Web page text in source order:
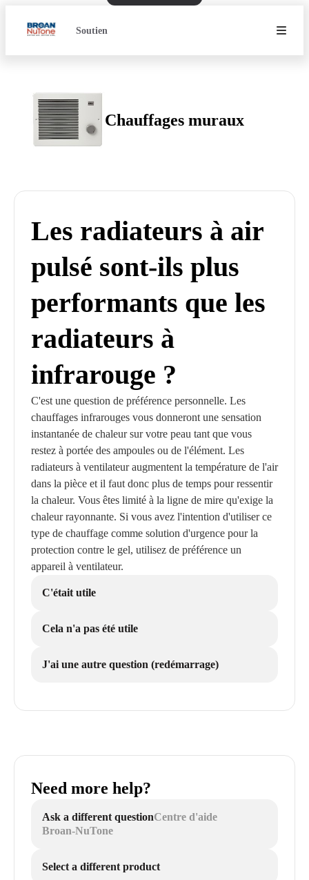
Soutien
Chauffages muraux
Les radiateurs à air
pulsé sont-ils plus
performants que les
radiateurs à
infrarouge ?
C'est une question de préférence personnelle. Les
chauffages infrarouges vous donneront une sensation
instantanée de chaleur sur votre peau tant que vous
restez à portée des ampoules ou de l'élément. Les
radiateurs à ventilateur augmentent la température de l'air
dans la pièce et il faut donc plus de temps pour ressentir
la chaleur. Vous êtes limité à la ligne de mire qu'exige la
chaleur rayonnante. Si vous avez l'intention d'utiliser ce
type de chauffage comme solution d'urgence pour la
protection contre le gel, utilisez de préférence un
appareil à ventilateur.
C'était utile
Cela n'a pas été utile
J'ai une autre question (redémarrage)
Need more help?
Ask a different questionCentre d'aide
Broan-NuTone
Select a different product